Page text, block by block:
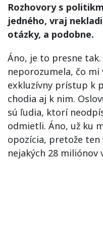
Rozhovory s
jedného, vraj
otázky, a podobne.
Áno, je to presne
neporozumela, čo mi
exkluzívny prístup k
chodia aj k nim.
sú ľudia, ktorí
odmietli. Áno, už ku
opozícia, pretože ten
nejakých 28